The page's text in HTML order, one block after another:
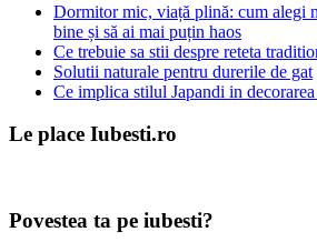
Dormitor mic, viață plină: cum alegi
bine și să ai mai puțin haos
Ce trebuie sa stii despre reteta
Solutii naturale pentru durerile de gat
Ce implica stilul Japandi in
Le place Iubesti.ro
Povestea ta pe iubesti?